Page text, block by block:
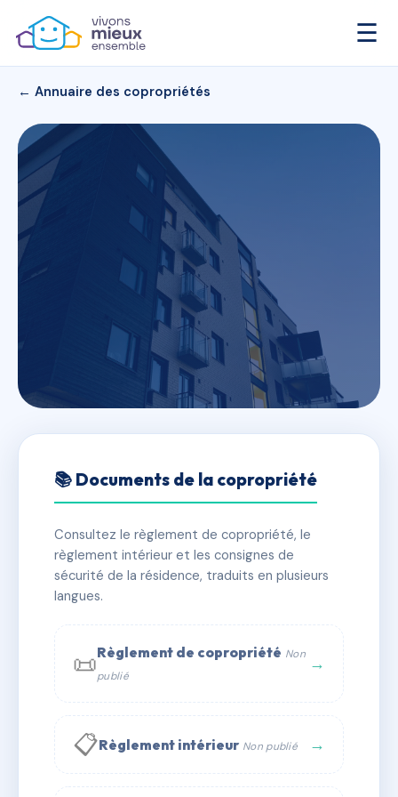
☰
← Annuaire des copropriétés
251 16 RUE DES THERMES
✓ Immatriculée 🏠 11 lots 🏗 1 bâtiment(s)
📞 Contacter Syndic Digital
📚 Documents de la copropriété
Consultez le règlement de copropriété, le
règlement intérieur et les consignes de
sécurité de la résidence, traduits en plusieurs
langues.
📜Règlement de copropriété Non
publié
→
📋Règlement intérieur Non publié →